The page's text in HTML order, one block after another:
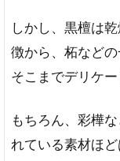
しかし、黒檀は
徴から、柘などの
そこまでデリケ
もちろん、彩樺
れている素材ほ